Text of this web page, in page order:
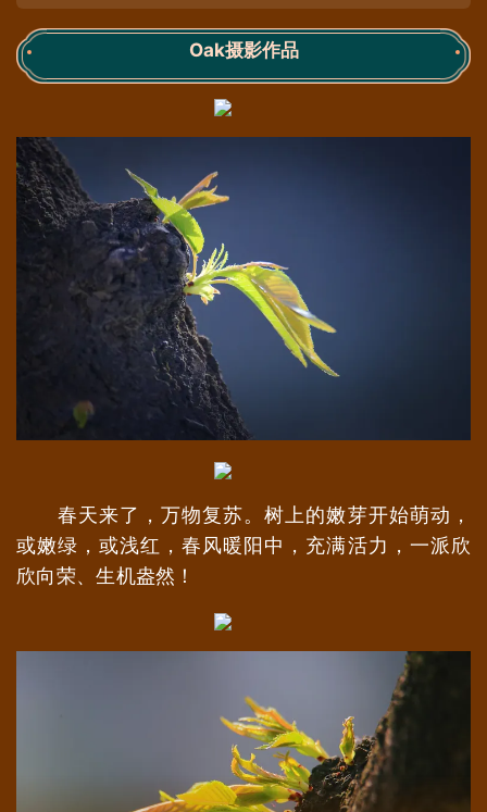
Oak摄影作品
春天来了，万物复苏。树上的嫩芽开始萌动，
或嫩绿，或浅红，春风暖阳中，充满活力，一派欣
欣向荣、生机盎然！